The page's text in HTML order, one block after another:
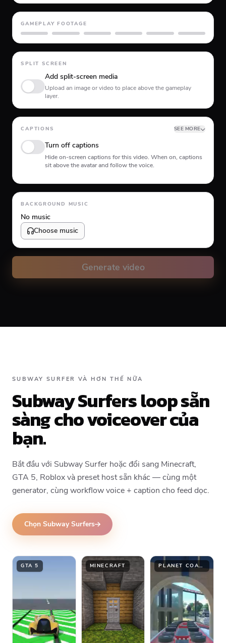
GAMEPLAY FOOTAGE
GTA 5 Minecraft Planet CoasterRoblox Skate Subway Surfer
SPLIT SCREEN
Add split-screen media
Upload an image or video to place above the gameplay
layer.
CAPTIONS SEE MORE
Turn off captions
Hide on-screen captions for this video. When on, captions
sit above the avatar and follow the voice.
Animation type
#FFFFFF
Middle
BACKGROUND MUSIC
No music
Choose music
Generate video
SUBWAY SURFER VÀ HƠN THẾ NỮA
Subway Surfers loop sẵn
sàng cho voiceover của
bạn.
Bắt đầu với Subway Surfer hoặc đổi sang Minecraft,
GTA 5, Roblox và preset host sẵn khác — cùng một
generator, cùng workflow voice + caption cho feed dọc.
Chọn Subway Surfers
GTA 5 MINECRAFT PLANET COASTER